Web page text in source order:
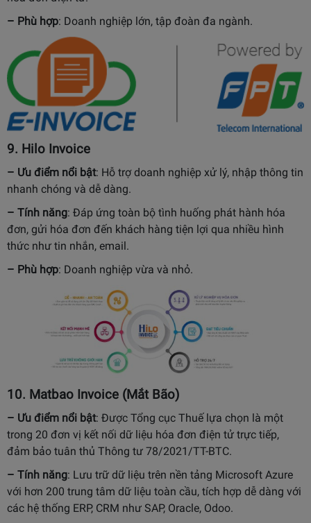
– Phù hợp: Doanh nghiệp lớn, tập đoàn đa ngành.
9. Hilo Invoice
– Ưu điểm nổi bật: Hỗ trợ doanh nghiệp xử lý, nhập thông tin
nhanh chóng và dễ dàng.
– Tính năng: Đáp ứng toàn bộ tình huống phát hành hóa
đơn, gửi hóa đơn đến khách hàng tiện lợi qua nhiều hình
thức như tin nhắn, email.
– Phù hợp: Doanh nghiệp vừa và nhỏ.
10. Matbao Invoice (Mắt Bão)
– Ưu điểm nổi bật: Được Tổng cục Thuế lựa chọn là một
trong 20 đơn vị kết nối dữ liệu hóa đơn điện tử trực tiếp,
đảm bảo tuân thủ Thông tư 78/2021/TT-BTC.
– Tính năng: Lưu trữ dữ liệu trên nền tảng Microsoft Azure
với hơn 200 trung tâm dữ liệu toàn cầu, tích hợp dễ dàng với
các hệ thống ERP, CRM như SAP, Oracle, Odoo.